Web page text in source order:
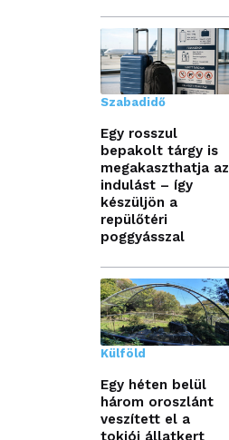
Szabadidő
Egy rosszul
bepakolt tárgy is
megakaszthatja az
indulást – így
készüljön a
repülőtéri
poggyásszal
Külföld
Egy héten belül
három oroszlánt
veszített el a
tokiói állatkert